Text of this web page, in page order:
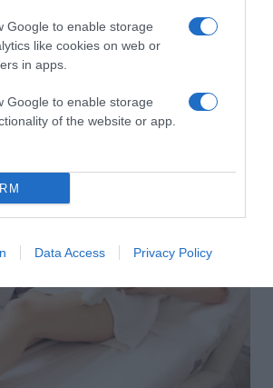
Google to enable storage
like cookies on web or
in apps.
Google to enable storage
of the website or app.
Data Access Privacy Policy